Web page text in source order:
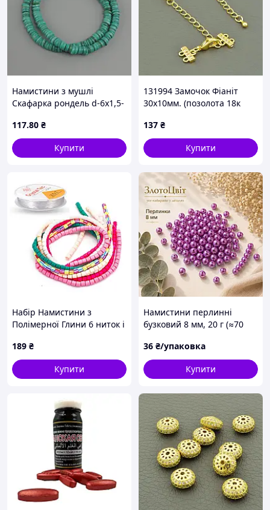
Намистини з мушлі
Скафарка рондель d-6х1,5-
117.80 ₴
Купити
131994 Замочок Фіаніт
30х10мм. (позолота 18к
137 ₴
Купити
Набір Намистини з
Полімерної Глини 6 ниток і
189 ₴
Купити
Намистини перлинні
бузковий 8 мм, 20 г (≈70
та прикрас | ЗлотоЦвіт
36 ₴/упаковка
Купити